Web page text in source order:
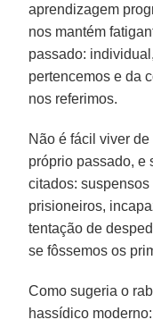
aprendizagem
nos mantém
passado:
pertencemos e da
nos referimos.
Não é fácil viver
próprio passado, e
citados:
prisioneiros,
tentação de
se fôssemos os
Como sugeria o
hassídico